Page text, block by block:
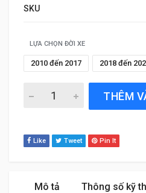
SKU
LỰA CHỌN ĐỜI XE
2010 đến 2017 2018 đến
Lọc gió điều hòa xe
THÊM
Like Tweet Pin It
Mô tả Thông số kỹ